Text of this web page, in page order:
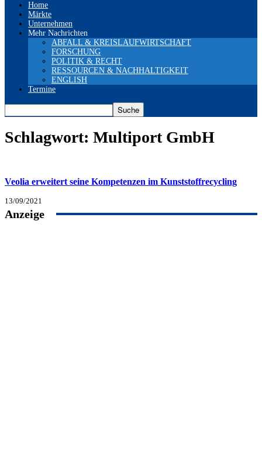
Home
Märkte
Unternehmen
Mehr Nachrichten
ABFALL & KREISLAUFWIRTSCHAFT
FORSCHUNG
POLITIK & RECHT
RESSOURCEN & NACHHALTIGKEIT
ENGLISH
Termine
Schlagwort: Multiport GmbH
Veolia erweitert seine Kompetenzen im Kunststoffrecycling
13/09/2021
Anzeige